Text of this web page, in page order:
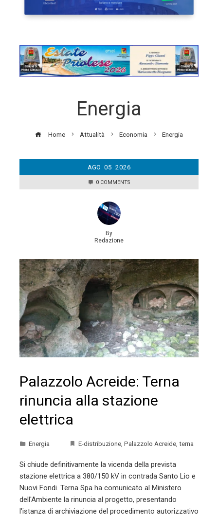
Energia
Home Attualità Economia Energia
AGO 05 2026
0 COMMENTS
By
Redazione
Palazzolo Acreide: Terna
rinuncia alla stazione
elettrica
Energia E-distribuzione, Palazzolo Acreide, terna
Si chiude definitivamente la vicenda della prevista
stazione elettrica a 380/150 kV in contrada Santo Lio e
Nuovi Fondi. Terna Spa ha comunicato al Ministero
dell'Ambiente la rinuncia al progetto, presentando
l'istanza di archiviazione del procedimento autorizzativo